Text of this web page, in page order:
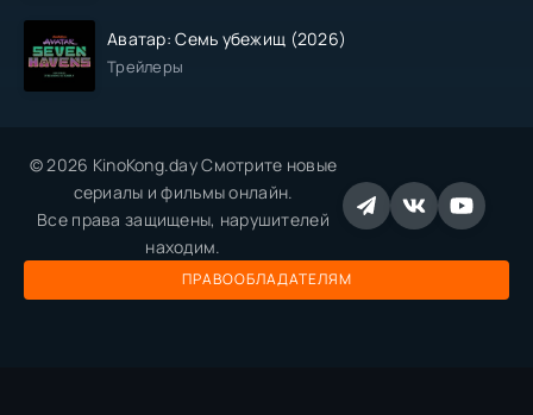
Аватар: Семь убежищ (2026)
Трейлеры
© 2026 KinoKong.day Смотрите новые
сериалы и фильмы онлайн.
Все права защищены, нарушителей
находим.
ПРАВООБЛАДАТЕЛЯМ